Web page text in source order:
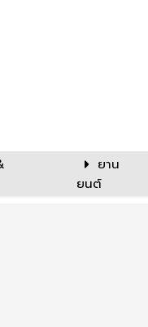
ยาน
ยนต์